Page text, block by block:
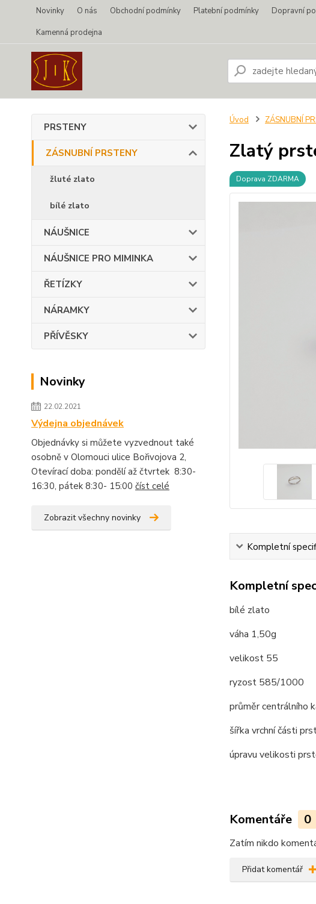
Novinky O nás Obchodní podmínky Platební podmínky Dopravní
Kamenná prodejna
PRSTENY
ZÁSNUBNÍ PRSTENY
žluté zlato
bílé zlato
NÁUŠNICE
NÁUŠNICE PRO MIMINKA
ŘETÍZKY
NÁRAMKY
PŘÍVĚSKY
Novinky
22.02.2021
Výdejna objednávek
Objednávky si můžete vyzvednout také
osobně v Olomouci ulice Bořivojova 2,
Otevírací doba: pondělí až čtvrtek 8:30-
16:30, pátek 8:30- 15:00 číst celé
Zobrazit všechny novinky
Úvod ZÁSNUBNÍ
Zlatý
Doprava ZDARMA
Kompletní
Kompletní
bílé zlato
váha 1,50g
velikost 55
ryzost 585/1000
průměr centrálního
šířka vrchní části
úpravu velikosti
Komentáře 0
Zatím nikdo
Přidat komentář